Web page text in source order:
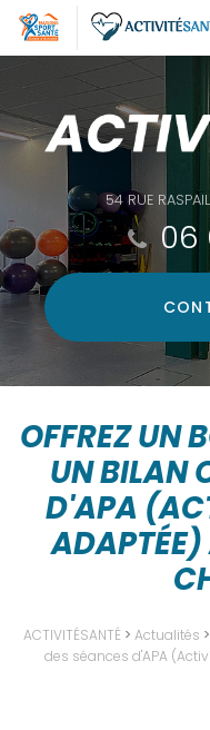
au
contenu
principal
54 RUE
06
OFFREZ UN
UN BILAN
D'APA
ACTIVITÉSANTÉ > Actualités >
des séances d'APA